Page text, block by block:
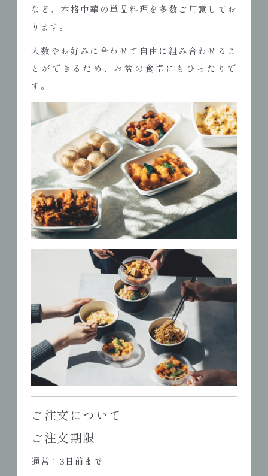
など、本格中華の単品料理を多数ご用意してお
ります。
人数やお好みに合わせて自由に組み合わせるこ
とができるため、お盆の食卓にもぴったりで
す。
ご注文について
ご注文期限
通常： 3日前まで